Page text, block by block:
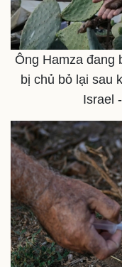
Thể thao
Bóng đá
Lịch thi đấu bóng đá
Thế giới thể thao
eSports
Ông Hamza đang
bị chủ bỏ lại sau
Israel